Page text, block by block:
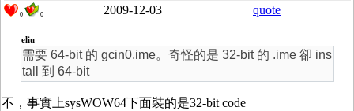
0 0 2009-12-03 quote
eliu
需要 64-bit 的 gcin0.ime。奇怪的是 32-bit 的 .ime 卻 ins
tall 到 64-bit
不，事實上sysWOW64下面裝的是32-bit code